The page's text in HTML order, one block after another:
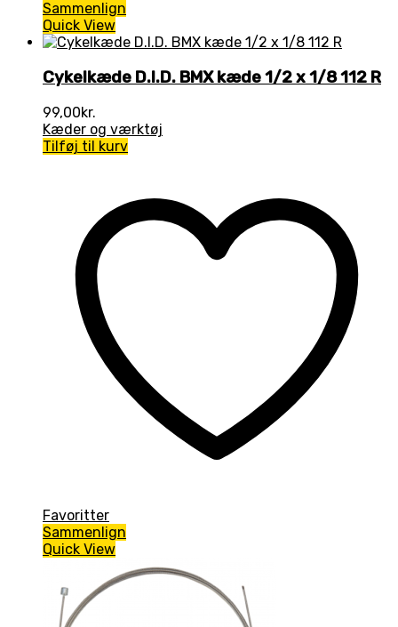
Sammenlign
Quick View
Cykelkæde D.I.D. BMX kæde 1/2 x 1/8 112 R
99,00kr.
Kæder og værktøj
Tilføj til kurv
Favoritter
Sammenlign
Quick View